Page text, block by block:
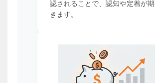
認されることで、認知や定着が
きます。